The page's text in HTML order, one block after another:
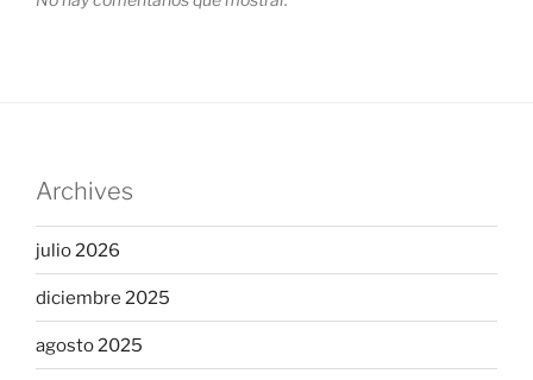
Archives
julio 2026
diciembre 2025
agosto 2025